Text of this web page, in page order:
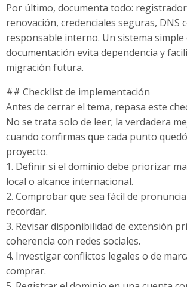
Por último, documenta todo:
renovación, credenciales seguras, DNS
responsable interno. Un sistema simple
documentación evita dependencia y
migración futura.
## Checklist de implementación
Antes de cerrar el tema, repasa este
No se trata solo de leer; la verdadera
cuando confirmas que cada punto
proyecto.
1. Definir si el dominio debe priorizar
local o alcance internacional.
2. Comprobar que sea fácil de
recordar.
3. Revisar disponibilidad de extensión
coherencia con redes sociales.
4. Investigar conflictos legales o de
comprar.